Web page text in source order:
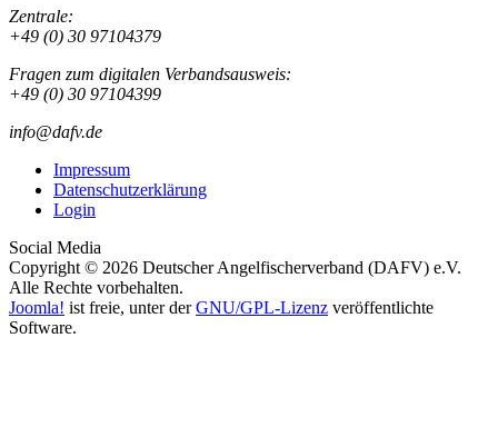
Zentrale:
+49 (0) 30 97104379
Fragen zum digitalen Verbandsausweis:
+49 (0) 30 97104399
info@dafv.de
Impressum
Datenschutzerklärung
Login
Social Media
Copyright © 2026 Deutscher Angelfischerverband (DAFV) e.V.
Alle Rechte vorbehalten.
Joomla! ist freie, unter derGNU/GPL-Lizenz veröffentlichte
Software.